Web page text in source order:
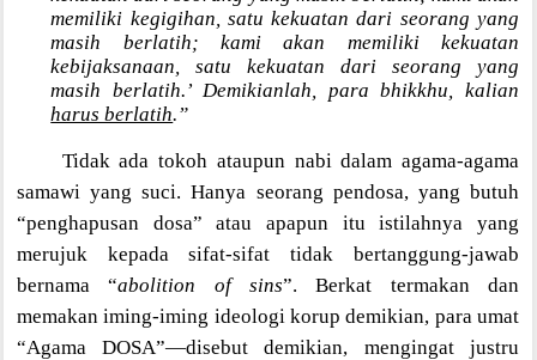
memiliki kegigihan, satu kekuatan dari seorang yang
masih berlatih; kami akan memiliki kekuatan
kebijaksanaan, satu kekuatan dari seorang yang
masih berlatih.’ Demikianlah, para bhikkhu, kalian
harus berlatih.”
Tidak ada tokoh ataupun nabi dalam agama-agama
samawi yang suci. Hanya seorang pendosa, yang butuh
“penghapusan dosa” atau apapun itu istilahnya yang
merujuk kepada sifat-sifat tidak bertanggung-jawab
bernama “abolition of sins”. Berkat termakan dan
memakan iming-iming ideologi korup demikian, para umat
“Agama DOSA”—disebut demikian, mengingat justru